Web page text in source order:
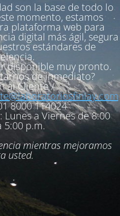
son la base de todo lo
momento, estamos
plataforma web para
digital más ágil, segura
estándares de
disponible muy pronto.
de inmediato?
al Cliente /
8000 114024
Lunes a Viernes de 8:00
5:00 p.m.
mientras mejoramos
usted.